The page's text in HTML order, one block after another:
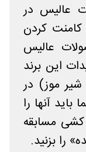
عالیس در
کردن
پک محصولات عالیس
این برند
موز) در
آنها را
مسابقه
را بزنید.